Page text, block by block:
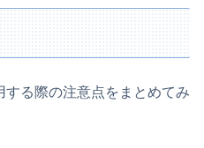
る際の注意点をまとめてみ